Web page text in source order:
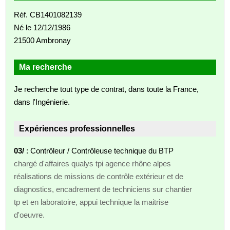
Réf. CB1401082139
Né le 12/12/1986
21500 Ambronay
Ma recherche
Je recherche tout type de contrat, dans toute la France,
dans l'Ingénierie.
Expériences professionnelles
03/ : Contrôleur / Contrôleuse technique du BTP
chargé d'affaires qualys tpi agence rhône alpes
réalisations de missions de contrôle extérieur et de
diagnostics, encadrement de techniciens sur chantier
tp et en laboratoire, appui technique la maitrise
d'oeuvre.